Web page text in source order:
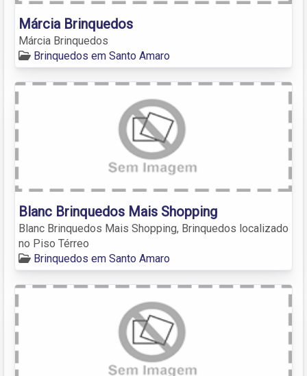
Márcia Brinquedos
Márcia Brinquedos
Brinquedos em Santo Amaro
Blanc Brinquedos Mais Shopping
Blanc Brinquedos Mais Shopping, Brinquedos localizado
no Piso Térreo
Brinquedos em Santo Amaro